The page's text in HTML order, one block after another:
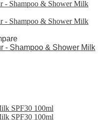
- Shampoo & Shower Milk